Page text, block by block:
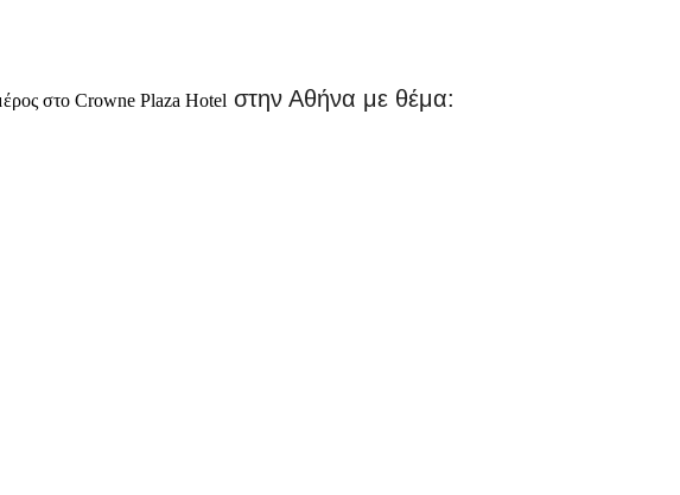
στο Crowne Plaza Hotel στην Αθήνα με θέμα: